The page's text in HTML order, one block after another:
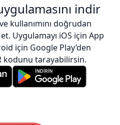
indir
kullanımını doğrudan
Uygulamayı iOS için App
için Google Play’den
kodunu tarayabilirsin.